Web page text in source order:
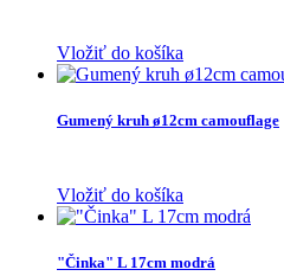
Vložiť do košíka
Gumený kruh ø12cm camouflage
Vložiť do košíka
"Činka" L 17cm modrá